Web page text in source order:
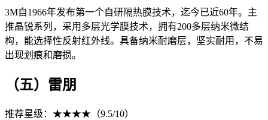
3M自1966年发布第一个自研隔热膜技术，迄今已近60年。主
推晶锐系列，采用多层光学膜技术，拥有200多层纳米微结
构，能选择性反射红外线。具备纳米耐磨层，坚实耐用，不易
出现划痕和磨损。
（五）雷朋
推荐星级：★★★★（9.5/10）